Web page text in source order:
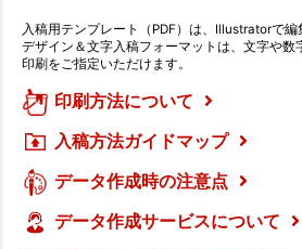
入稿用テンプレート（PDF）は、Illustratorで編
デザイン＆文字入稿フォーマットは、文字や数
印刷をご指定いただけます。
印刷方法について
入稿方法ガイドマップ
データ作成時の注意点
データ作成サービスについて